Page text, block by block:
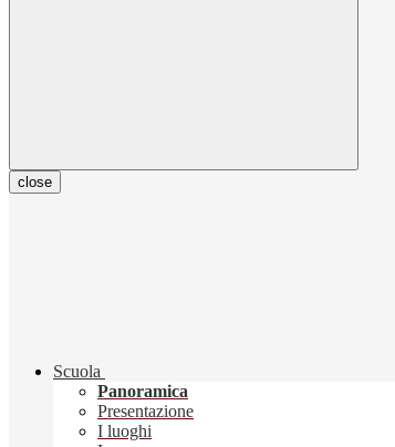
close
Scuola
Panoramica
Presentazione
I luoghi